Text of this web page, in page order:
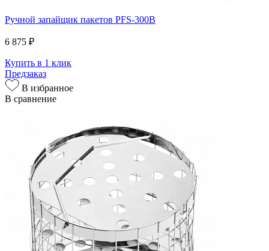
Ручной запайщик пакетов PFS-300B
6 875 ₽
Купить в 1 клик
Предзаказ
В избранное
В сравнение